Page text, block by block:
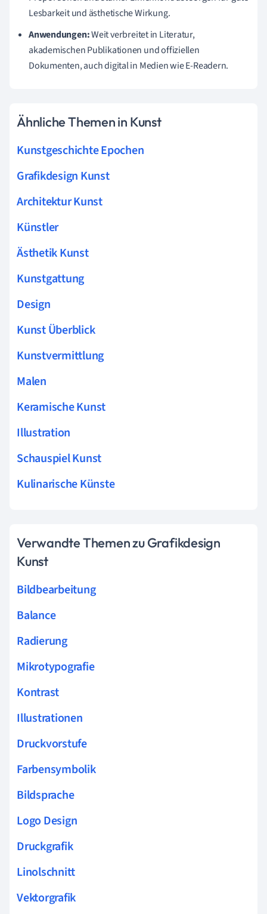
Lesbarkeit und ästhetische Wirkung.
Anwendungen:Weit verbreitet in Literatur,
akademischen Publikationen und offiziellen
Dokumenten, auch digital in Medien wie E-Readern.
Ähnliche Themen in Kunst
Kunstgeschichte Epochen
Grafikdesign Kunst
Architektur Kunst
Künstler
Ästhetik Kunst
Kunstgattung
Design
Kunst Überblick
Kunstvermittlung
Malen
Keramische Kunst
Illustration
Schauspiel Kunst
Kulinarische Künste
Verwandte Themen zu Grafikdesign
Kunst
Bildbearbeitung
Balance
Radierung
Mikrotypografie
Kontrast
Illustrationen
Druckvorstufe
Farbensymbolik
Bildsprache
Logo Design
Druckgrafik
Linolschnitt
Vektorgrafik